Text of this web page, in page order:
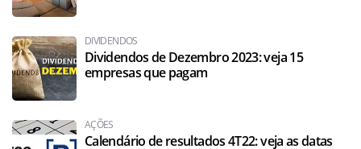
DIVIDENDOS
Dividendos de Dezembro 2023: veja 15
empresas que pagam
AÇÕES
Calendário de resultados 4T22: veja as datas